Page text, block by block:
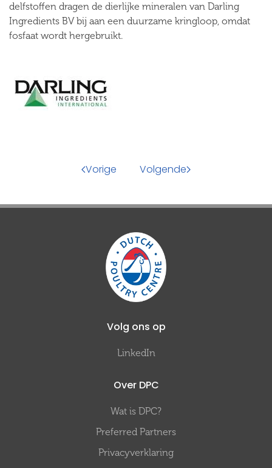
delfstoffen dragen de dierlijke mineralen van Darling
Ingredients BV bij aan een duurzame kringloop, omdat
fosfaat wordt hergebruikt.
Vorige Volgende
Volg ons op
LinkedIn
Over DPC
Wat is DPC?
Preferred Partners
Privacyverklaring